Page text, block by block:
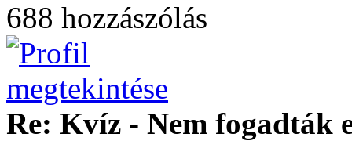
688 hozzászólás
Re: Kvíz - Nem fogadták